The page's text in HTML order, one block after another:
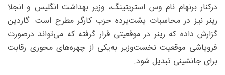
درکنار برنهام نام وس استریتینگ، وزیر بهداشت انگلیس و انجلا
رینر نیز در محاسبات پشت‌پرده حزب کارگر مطرح است. گاردین
گزارش داده که رینر در موقعیتی قرار گرفته که می‌تواند درصورت
فروپاشی موقعیت نخست‌وزیر به‌یکی از چهره‌های محوری رقابت
برای جانشینی تبدیل شود.